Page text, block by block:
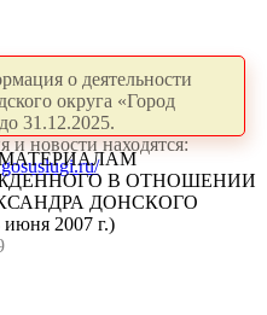
о деятельности
округа «Город
31.12.2025.
и новости находятся:
В ОТНОШЕНИИ
ДОНСКОГО
2007 г.)